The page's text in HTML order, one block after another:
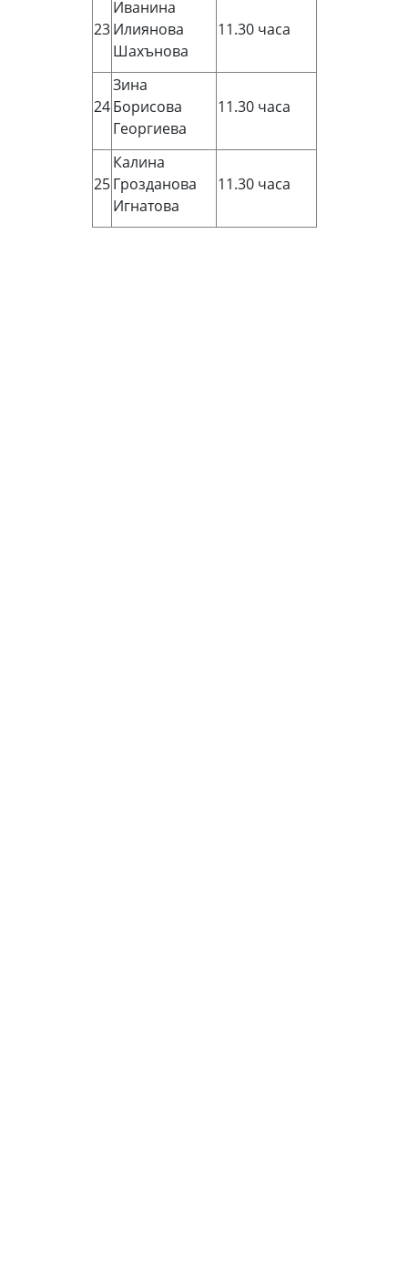
23
Иванина
Илиянова
Шахънова
11.30 часа
24
Зина
Борисова
Георгиева
11.30 часа
25
Калина
Грозданова
Игнатова
11.30 часа